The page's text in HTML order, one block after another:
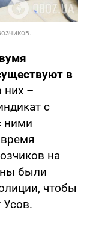
в
них –
с
ними
на
были
чтобы
Усов.